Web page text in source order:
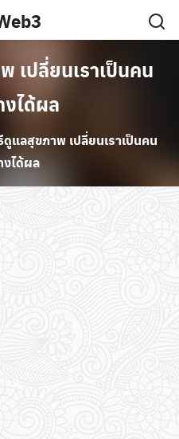
เปลี่ยนเราเป็นคน
ได้ผล
แลสุขภาพ เปลี่ยนเราเป็นคน
งได้ผล